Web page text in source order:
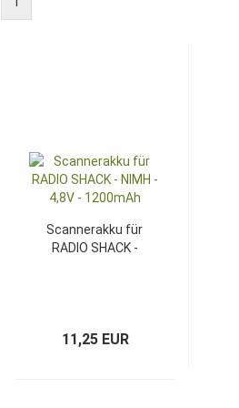
Scannerakku für
RADIO SHACK -
11,25 EUR